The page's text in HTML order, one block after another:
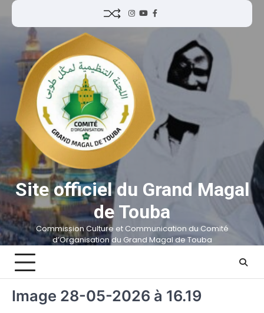
Site officiel du Grand Magal
de Touba
Commission Culture et Communication du Comité
d’Organisation du Grand Magal de Touba
Image 28-05-2026 à 16.19